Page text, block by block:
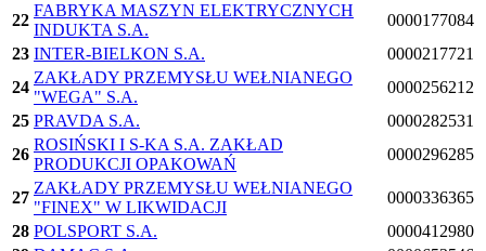
22
FABRYKA MASZYN ELEKTRYCZNYCH
INDUKTA S.A.
0000177084
23 INTER-BIELKON S.A.
0000217721
24
ZAKŁADY PRZEMYSŁU WEŁNIANEGO
"WEGA" S.A.
0000256212
25 PRAVDA S.A.
0000282531
26
ROSIŃSKI I S-KA S.A. ZAKŁAD
PRODUKCJI OPAKOWAŃ
0000296285
27
ZAKŁADY PRZEMYSŁU WEŁNIANEGO
"FINEX" W LIKWIDACJI
0000336365
28 POLSPORT S.A.
0000412980